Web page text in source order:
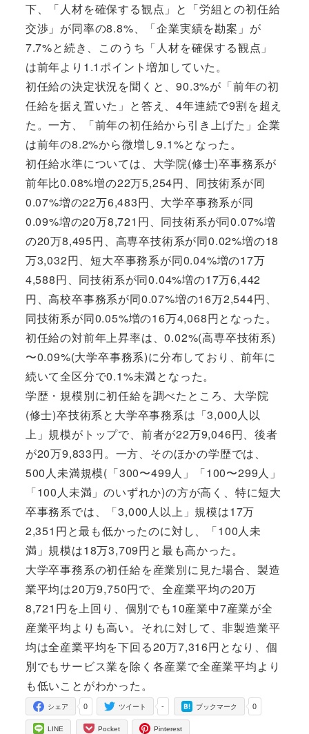
下、「人材を確保する観点」と「労組との初任給
交渉」が同率の8.8%、「企業実績を勘案」が
7.7%と続き、このうち「人材を確保する観点」
は前年より1.1ポイント増加していた。
初任給の決定状況を聞くと、90.3%が「前年の初
任給を据え置いた」と答え、4年連続で9割を超え
た。一方、「前年の初任給から引き上げた」企業
は前年の8.2%から微増し9.1%となった。
初任給水準については、大学院(修士)卒事務系が
前年比0.08%増の22万5,254円、同技術系が同
0.07%増の22万6,483円、大学卒事務系が同
0.09%増の20万8,721円、同技術系が同0.07%増
の20万8,495円、高専卒技術系が同0.02%増の18
万3,032円、短大卒事務系が同0.04%増の17万
4,588円、同技術系が同0.04%増の17万6,442
円、高校卒事務系が同0.07%増の16万2,544円、
同技術系が同0.05%増の16万4,068円となった。
初任給の対前年上昇率は、0.02%(高専卒技術系)
〜0.09%(大学卒事務系)に分布しており、前年に
続いて全区分で0.1%未満となった。
学歴・規模別に初任給を調べたところ、大学院
(修士)卒技術系と大学卒事務系は「3,000人以
上」規模がトップで、前者が22万9,046円、後者
が20万9,833円。一方、そのほかの学歴では、
500人未満規模(「300〜499人」「100〜299人」
「100人未満」のいずれか)の方が高く、特に短大
卒事務系では、「3,000人以上」規模は17万
2,351円と最も低かったのに対し、「100人未
満」規模は18万3,709円と最も高かった。
大学卒事務系の初任給を産業別に見た場合、製造
業平均は20万9,750円で、全産業平均の20万
8,721円を上回り、個別でも10産業中7産業が全
産業平均よりも高い。それに対して、非製造業平
均は全産業平均を下回る20万7,316円となり、個
別でもサービス業を除く各産業で全産業平均より
も低いことがわかった。
0
シェア -
ツイート 0
ブックマーク
LINE Pocket Pinterest